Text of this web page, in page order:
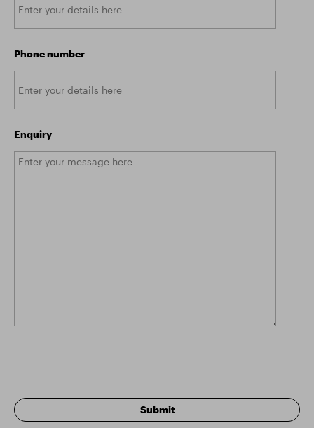
Phone number
Enquiry